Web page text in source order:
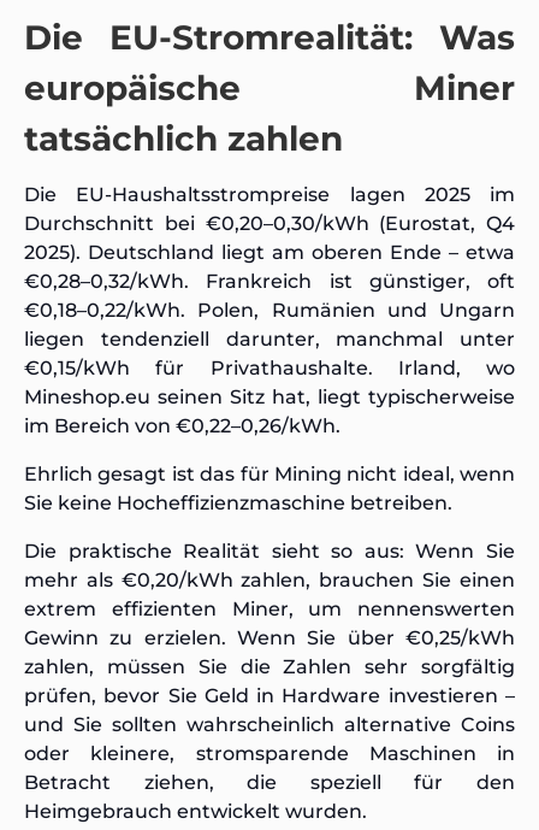
Die EU-Stromrealität: Was
europäische Miner
tatsächlich zahlen
Die EU-Haushaltsstrompreise lagen 2025 im
Durchschnitt bei €0,20–0,30/kWh (Eurostat, Q4
2025). Deutschland liegt am oberen Ende – etwa
€0,28–0,32/kWh. Frankreich ist günstiger, oft
€0,18–0,22/kWh. Polen, Rumänien und Ungarn
liegen tendenziell darunter, manchmal unter
€0,15/kWh für Privathaushalte. Irland, wo
Mineshop.eu seinen Sitz hat, liegt typischerweise
im Bereich von €0,22–0,26/kWh.
Ehrlich gesagt ist das für Mining nicht ideal, wenn
Sie keine Hocheffizienzmaschine betreiben.
Die praktische Realität sieht so aus: Wenn Sie
mehr als €0,20/kWh zahlen, brauchen Sie einen
extrem effizienten Miner, um nennenswerten
Gewinn zu erzielen. Wenn Sie über €0,25/kWh
zahlen, müssen Sie die Zahlen sehr sorgfältig
prüfen, bevor Sie Geld in Hardware investieren –
und Sie sollten wahrscheinlich alternative Coins
oder kleinere, stromsparende Maschinen in
Betracht ziehen, die speziell für den
Heimgebrauch entwickelt wurden.